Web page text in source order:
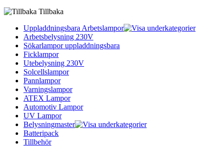
Tillbaka
Uppladdningsbara Arbetslampor
Arbetsbelysning 230V
Sökarlampor uppladdningsbara
Ficklampor
Utebelysning 230V
Solcellslampor
Pannlampor
Varningslampor
ATEX Lampor
Automotiv Lampor
UV Lampor
Belysningmaster
Batteripack
Tillbehör